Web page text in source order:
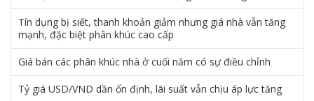
Tín dụng bị siết, thanh khoản giảm nhưng giá nhà vẫn tăng
mạnh, đặc biệt phân khúc cao cấp
Giá bán các phân khúc nhà ở cuối năm có sự điều chỉnh
Tỷ giá USD/VND dần ổn định, lãi suất vẫn chịu áp lực tăng